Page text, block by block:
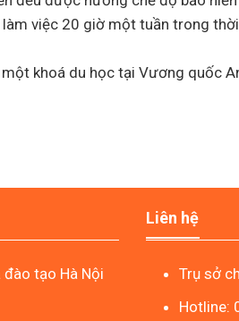
việc 20 giờ một tuần trong
khoá du học tại Vương quốc
tạo Hà Nội
Liên hệ
Trụ sở
Hotline: